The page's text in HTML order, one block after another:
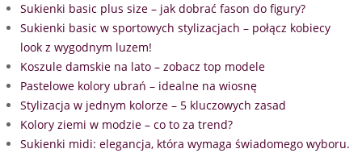
Sukienki basic plus size – jak dobrać fason do figury?
Sukienki basic w sportowych stylizacjach – połącz kobiecy
look z wygodnym luzem!
Koszule damskie na lato – zobacz top modele
Pastelowe kolory ubrań – idealne na wiosnę
Stylizacja w jednym kolorze – 5 kluczowych zasad
Kolory ziemi w modzie – co to za trend?
Sukienki midi: elegancja, która wymaga świadomego wyboru.